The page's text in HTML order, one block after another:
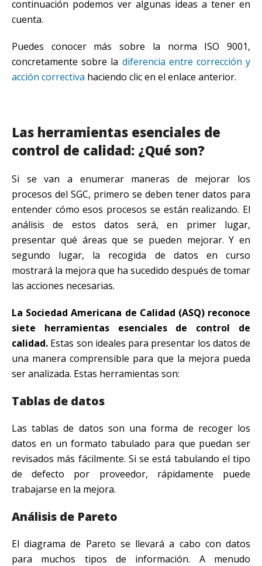
continuación podemos ver algunas ideas a tener en
cuenta.
Puedes conocer más sobre la norma ISO 9001,
concretamente sobre la diferencia entre corrección y
acción correctiva haciendo clic en el enlace anterior.
Las herramientas esenciales de
control de calidad: ¿Qué son?
Si se van a enumerar maneras de mejorar los
procesos del SGC, primero se deben tener datos para
entender cómo esos procesos se están realizando. El
análisis de estos datos será, en primer lugar,
presentar qué áreas que se pueden mejorar. Y en
segundo lugar, la recogida de datos en curso
mostrará la mejora que ha sucedido después de tomar
las acciones necesarias.
La Sociedad Americana de Calidad (ASQ) reconoce
siete herramientas esenciales de control de
calidad. Estas son ideales para presentar los datos de
una manera comprensible para que la mejora pueda
ser analizada. Estas herramientas son:
Tablas de datos
Las tablas de datos son una forma de recoger los
datos en un formato tabulado para que puedan ser
revisados más fácilmente. Si se está tabulando el tipo
de defecto por proveedor, rápidamente puede
trabajarse en la mejora.
Análisis de Pareto
El diagrama de Pareto se llevará a cabo con datos
para muchos tipos de información. A menudo